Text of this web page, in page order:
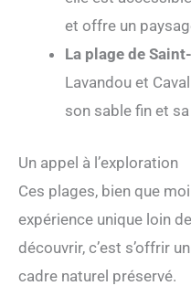
et offre un
La plage de
Lavandou et
son sable fin et
Un appel à l’exploration
Ces plages, bien que
expérience unique loin
découvrir, c’est s’offrir
cadre naturel préservé.